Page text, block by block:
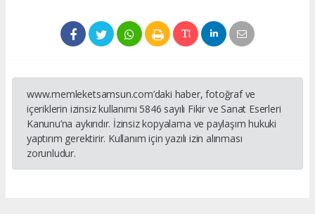
www.memleketsamsun.com’daki haber, fotoğraf ve
içeriklerin izinsiz kullanımı 5846 sayılı Fikir ve Sanat Eserleri
Kanunu’na aykırıdır. İzinsiz kopyalama ve paylaşım hukuki
yaptırım gerektirir. Kullanım için yazılı izin alınması
zorunludur.